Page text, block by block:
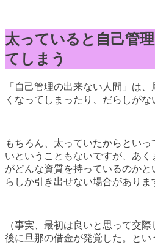
太っていると自己管
てしまう
「自己管理の出来ない人間」は
くなってしまったり、だらしがな
もちろん、太っていたからとい
いということもないですが、あ
がどんな資質を持っているのか
らしか引き出せない場合がありま
（事実、最初は良いと思って交
後に旦那の借金が発覚した。とい